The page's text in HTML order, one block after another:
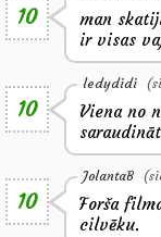
10
man
ir visas
10
ledydidi
Viena no
10
JolantaB
Forša
cilvēku.